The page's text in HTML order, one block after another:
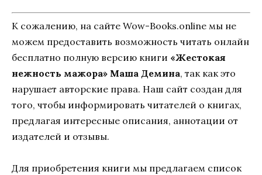
К сожалению, на сайте Wow-Books.online мы не
можем предоставить возможность читать онлайн
бесплатно полную версию книги «Жестокая
нежность мажора» Маша Демина, так как это
нарушает авторские права. Наш сайт создан для
того, чтобы информировать читателей о книгах,
предлагая интересные описания, аннотации от
издателей и отзывы.
Для приобретения книги мы предлагаем список